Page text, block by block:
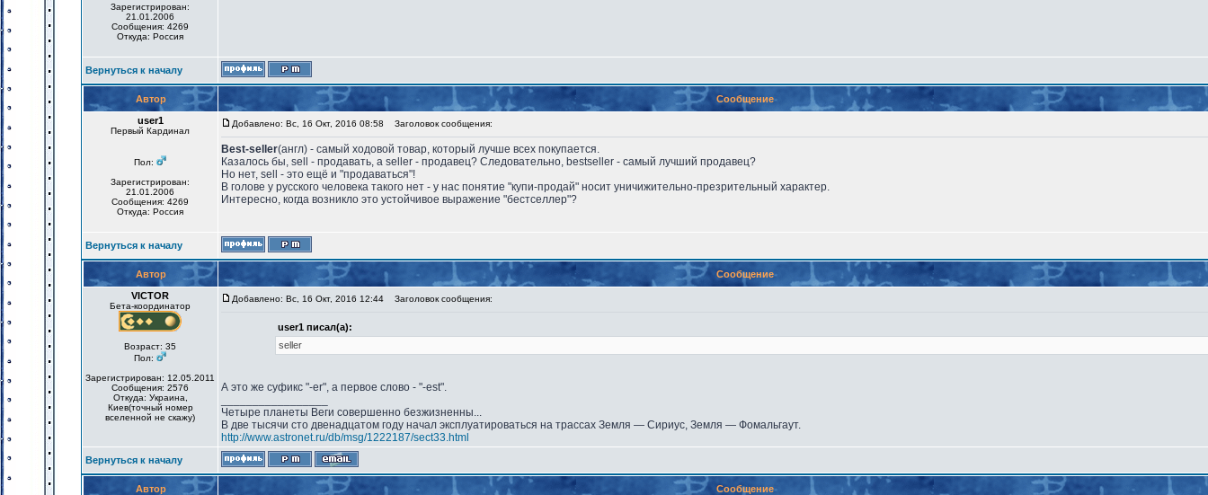
Зарегистрирован:
21.01.2006
Сообщения: 4269
Откуда: Россия
Вернуться к началу
Автор
Сообщение
user1
Первый Кардинал
Пол:
Зарегистрирован:
21.01.2006
Сообщения: 4269
Откуда: Россия
Добавлено: Вс, 16 Окт, 2016 08:58 Заголовок сообщения:
Best-seller(англ) - самый ходовой товар, который лучше всех покупается.
Казалось бы, sell - продавать, а seller - продавец? Следовательно, bestseller - самый лучший продавец?
Но нет, sell - это ещё и "продаваться"!
В голове у русского человека такого нет - у нас понятие "купи-продай" носит уничижительно-презрительный характер.
Интересно, когда возникло это устойчивое выражение "бестселлер"?
Вернуться к началу
Автор
Сообщение
VICTOR
Бета-координатор
Возраст: 35
Пол:
Зарегистрирован: 12.05.2011
Сообщения: 2576
Откуда: Украина,
Киев(точный номер
вселенной не скажу)
Добавлено: Вс, 16 Окт, 2016 12:44 Заголовок сообщения:
user1 писал(а):
seller
А это же суфикс "-er", а первое слово - "-est".
Четыре планеты Веги совершенно безжизненны...
В две тысячи сто двенадцатом году начал эксплуатироваться на трассах Земля — Сириус, Земля — Фомальгаут.
http://www.astronet.ru/db/msg/1222187/sect33.html
Вернуться к началу
Автор
Сообщение